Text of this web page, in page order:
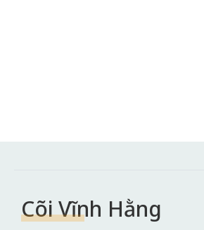
Cõi Vĩnh Hằng